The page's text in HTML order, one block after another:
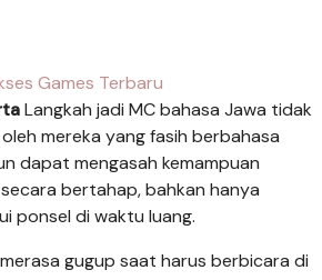
Games Terbaru
Langkah jadi MC bahasa Jawa tidak
mereka yang fasih berbahasa
dapat mengasah kemampuan
bertahap, bahkan hanya
ponsel di waktu luang.
gugup saat harus berbicara di